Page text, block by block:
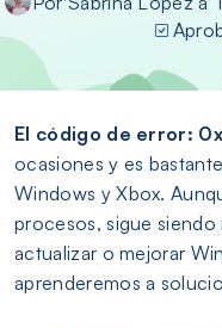
El código de error:
ocasiones y es
Windows y Xbox.
procesos, sigue
actualizar o mejorar
aprenderemos a